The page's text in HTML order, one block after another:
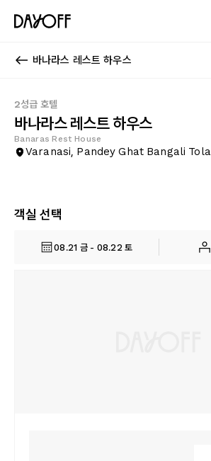
바나라스 레스트 하우스
2성급 호텔
바나라스 레스트 하우스
Banaras Rest House
Varanasi, Pandey Ghat Bangali Tola
객실 선택
08.21 금 - 08.22 토